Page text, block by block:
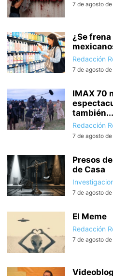
7 de agosto
¿Se
Redacción
7 de agosto
IMAX 70
también...
Redacción
7 de agosto
Presos
de Casa
7 de agosto
El Meme
Redacción
7 de agosto